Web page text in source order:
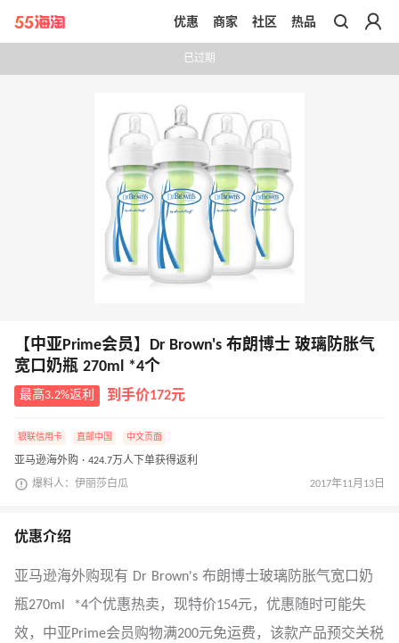
带你去官网买正品
优惠 商家 社区 热品
已过期
【中亚Prime会员】Dr Brown's 布朗博士 玻璃防胀气
宽口奶瓶 270ml *4个
最高3.2%返利 到手价172元
银联信用卡 直邮中国 中文页面
亚马逊海外购 · 424.7万人下单获得返利
爆料人：伊丽莎白瓜 2017年11月13日
优惠介绍
亚马逊海外购现有 Dr Brown's 布朗博士玻璃防胀气宽口奶
瓶270ml *4个优惠热卖，现特价154元，优惠随时可能失
效， 中亚Prime会员购物满200元免运费，该款产品预交关税